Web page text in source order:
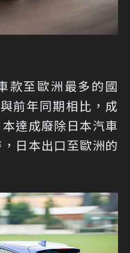
款至歐洲最多的國
前年同期相比，成
達成廢除日本汽車
日本出口至歐洲的